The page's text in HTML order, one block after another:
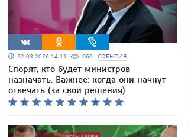
22.03.2026 14:11 666 СОБЫТИЯ
Спорят, кто будет министров
назначать. Важнее: когда они начнут
отвечать (за свои решения)